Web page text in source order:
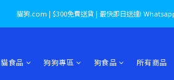
貓狗.com | $300免費送貨 | 最快即日送達!
貓食品 狗狗專區 狗食品 所有商品